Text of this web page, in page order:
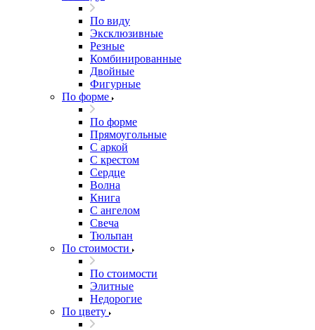
По виду
Эксклюзивные
Резные
Комбинированные
Двойные
Фигурные
По форме
По форме
Прямоугольные
С аркой
С крестом
Сердце
Волна
Книга
С ангелом
Свеча
Тюльпан
По стоимости
По стоимости
Элитные
Недорогие
По цвету